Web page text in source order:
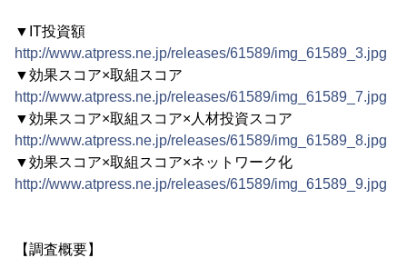
▼IT投資額
http://www.atpress.ne.jp/releases/61589/img_61589_3.jpg
▼効果スコア×取組スコア
http://www.atpress.ne.jp/releases/61589/img_61589_7.jpg
▼効果スコア×取組スコア×人材投資スコア
http://www.atpress.ne.jp/releases/61589/img_61589_8.jpg
▼効果スコア×取組スコア×ネットワーク化
http://www.atpress.ne.jp/releases/61589/img_61589_9.jpg
【調査概要】